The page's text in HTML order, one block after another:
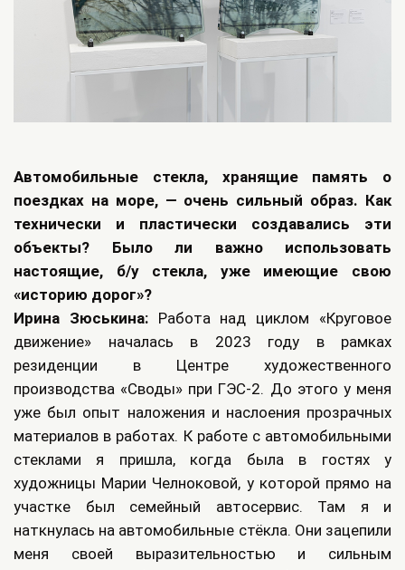
Автомобильные стекла, хранящие память о
поездках на море, — очень сильный образ. Как
технически и пластически создавались эти
объекты? Было ли важно использовать
настоящие, б/у стекла, уже имеющие свою
«историю дорог»?
Ирина Зюськина: Работа над циклом «Круговое
движение» началась в 2023 году в рамках
резиденции в Центре художественного
производства «Своды» при ГЭС-2. До этого у меня
уже был опыт наложения и наслоения прозрачных
материалов в работах. К работе с автомобильными
стеклами я пришла, когда была в гостях у
художницы Марии Челноковой, у которой прямо на
участке был семейный автосервис. Там я и
наткнулась на автомобильные стёкла. Они зацепили
меня своей выразительностью и сильным